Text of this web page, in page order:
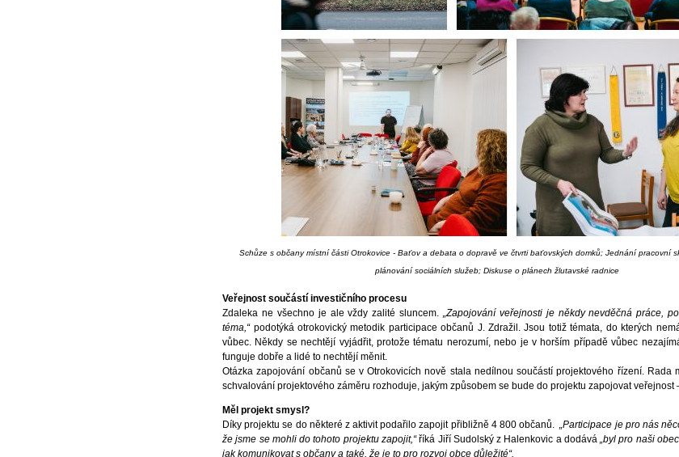
Schůze s občany místní části Otrokovice - Baťov a debata o dopravě ve čtvrti baťovských domků; Jednání pracovní
plánování sociálních služeb; Diskuse o plánech žlutavské radnice
Veřejnost součástí investičního procesu
Zdaleka ne všechno je ale vždy zalité sluncem. „Zapojování veřejnosti je někdy nevděčná práce,
téma,“ podotýká otrokovický metodik participace občanů J. Zdražil. Jsou totiž témata, do kterých
vůbec. Někdy se nechtějí vyjádřit, protože tématu nerozumí, nebo je v horším případě vůbec
funguje dobře a lidé to nechtějí měnit.
Otázka zapojování občanů se v Otrokovicích nově stala nedílnou součástí projektového řízení. Rada
schvalování projektového záměru rozhoduje, jakým způsobem se bude do projektu zapojovat veřejnost
Měl projekt smysl?
Díky projektu se do některé z aktivit podařilo zapojit přibližně 4 800 občanů.„Participace je pro nás
že jsme se mohli do tohoto projektu zapojit,“říká Jiří Sudolský z Halenkovic a dodává„byl pro naši
jak komunikovat s občany a také, že je to pro rozvoj obce důležité“.